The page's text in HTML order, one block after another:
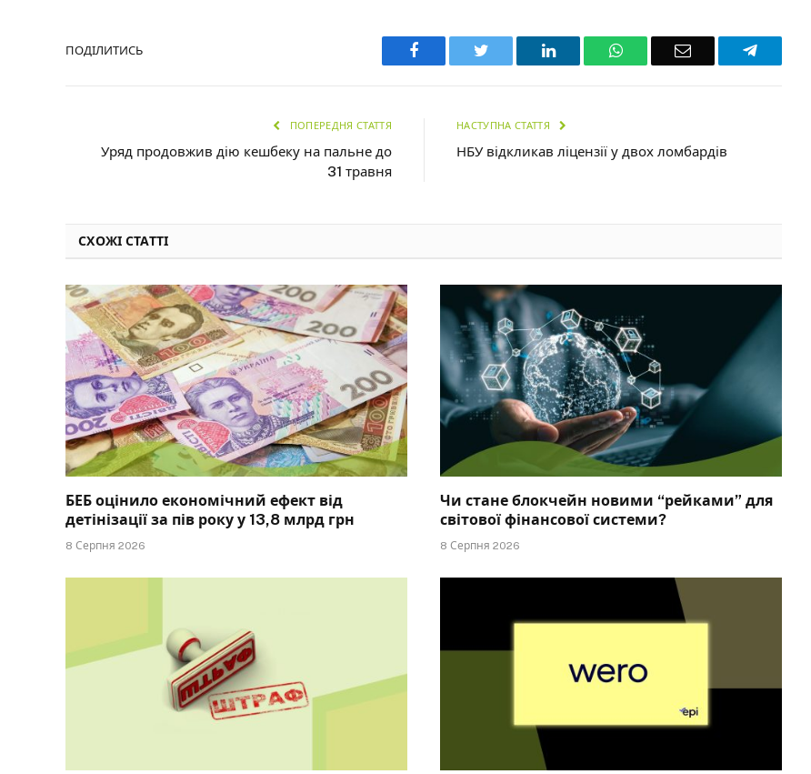
ПОДІЛИТИСЬ Facebook Twitter LinkedIn WhatsAppEmail Telegram
ПОПЕРЕДНЯ СТАТТЯ
Уряд продовжив дію кешбеку на пальне до
31 травня
НАСТУПНА СТАТТЯ
НБУ відкликав ліцензії у двох ломбардів
СХОЖІ СТАТТІ
БЕБ оцінило економічний ефект від
детінізації за пів року у 13,8 млрд грн
8 Серпня 2026
Чи стане блокчейн новими “рейками” для
світової фінансової системи?
8 Серпня 2026